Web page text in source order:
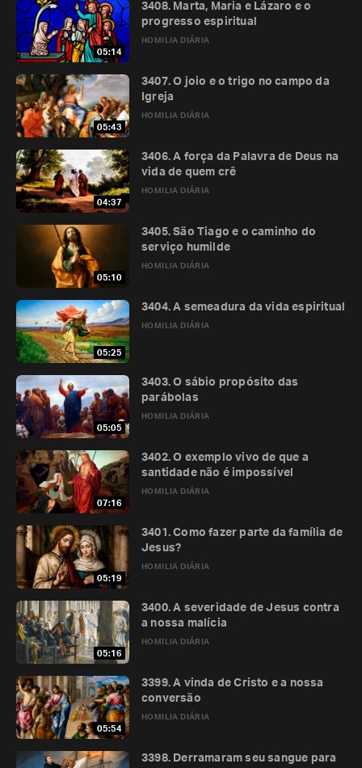
05:14
HOMILIA DIÁRIA
3408. Marta, Maria e Lázaro e o
progresso espiritual
05:43
HOMILIA DIÁRIA
3407. O joio e o trigo no campo da
Igreja
04:37
HOMILIA DIÁRIA
3406. A força da Palavra de Deus na
vida de quem crê
05:10
HOMILIA DIÁRIA
3405. São Tiago e o caminho do
serviço humilde
05:25
HOMILIA DIÁRIA
3404. A semeadura da vida espiritual
05:05
HOMILIA DIÁRIA
3403. O sábio propósito das
parábolas
07:16
HOMILIA DIÁRIA
3402. O exemplo vivo de que a
santidade não é impossível
05:19
HOMILIA DIÁRIA
3401. Como fazer parte da família de
Jesus?
05:16
HOMILIA DIÁRIA
3400. A severidade de Jesus contra
a nossa malícia
05:54
HOMILIA DIÁRIA
3399. A vinda de Cristo e a nossa
conversão
3398. Derramaram seu sangue para